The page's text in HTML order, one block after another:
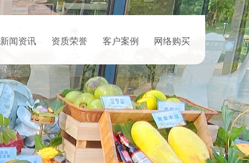
网络购买
客户案例
资质荣誉
新闻资讯